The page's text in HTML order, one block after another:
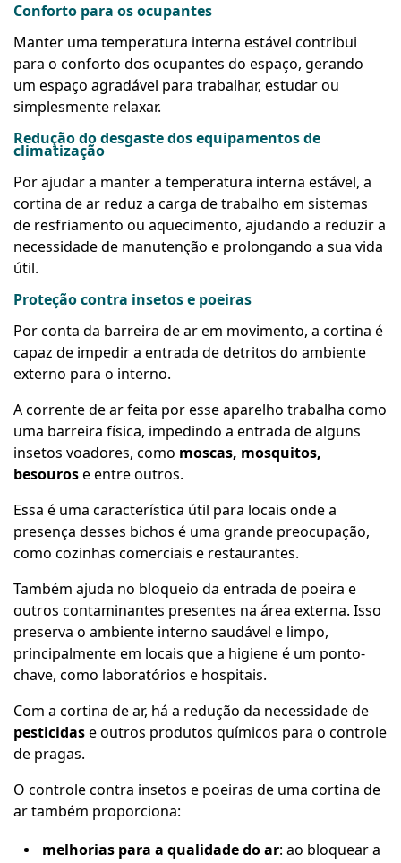
Conforto para os ocupantes
Manter uma temperatura interna estável contribui
para o conforto dos ocupantes do espaço, gerando
um espaço agradável para trabalhar, estudar ou
simplesmente relaxar.
Redução do desgaste dos equipamentos de
climatização
Por ajudar a manter a temperatura interna estável, a
cortina de ar reduz a carga de trabalho em sistemas
de resfriamento ou aquecimento, ajudando a reduzir a
necessidade de manutenção e prolongando a sua vida
útil.
Proteção contra insetos e poeiras
Por conta da barreira de ar em movimento, a cortina é
capaz de impedir a entrada de detritos do ambiente
externo para o interno.
A corrente de ar feita por esse aparelho trabalha como
uma barreira física, impedindo a entrada de alguns
insetos voadores, como moscas, mosquitos,
besourose entre outros.
Essa é uma característica útil para locais onde a
presença desses bichos é uma grande preocupação,
como cozinhas comerciais e restaurantes.
Também ajuda no bloqueio da entrada de poeira e
outros contaminantes presentes na área externa. Isso
preserva o ambiente interno saudável e limpo,
principalmente em locais que a higiene é um ponto-
chave, como laboratórios e hospitais.
Com a cortina de ar, há a redução da necessidade de
pesticidase outros produtos químicos para o controle
de pragas.
O controle contra insetos e poeiras de uma cortina de
ar também proporciona:
melhorias para a qualidade do ar: ao bloquear a